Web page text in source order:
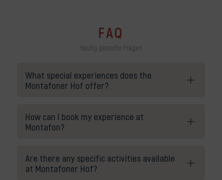
FAQ
Häufig gestellte Fragen
What special experiences does the
Montafoner Hof offer?
How can I book my experience at
Montafon?
Are there any specific activities available
at Montafoner Hof?